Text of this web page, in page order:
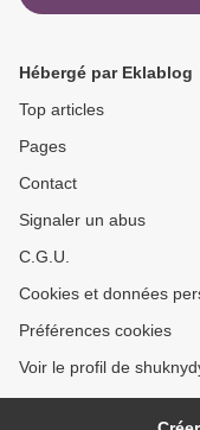
ANECDOTAS DE
ELISABETH G.
Gratis - EPUB, PDF y
Hébergé par Eklablog
Top articles
Pages
Contact
Signaler un abus
C.G.U.
Cookies et données
Préférences cookies
Voir le profil de